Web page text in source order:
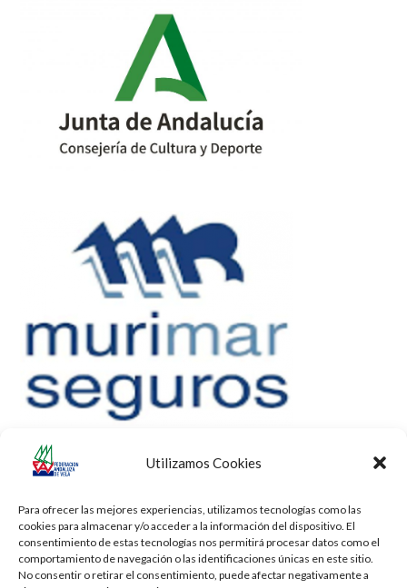
Utilizamos Cookies
Para ofrecer las mejores experiencias, utilizamos tecnologías como las
cookies para almacenar y/o acceder a la información del dispositivo. El
consentimiento de estas tecnologías nos permitirá procesar datos como el
comportamiento de navegación o las identificaciones únicas en este sitio.
No consentir o retirar el consentimiento, puede afectar negativamente a